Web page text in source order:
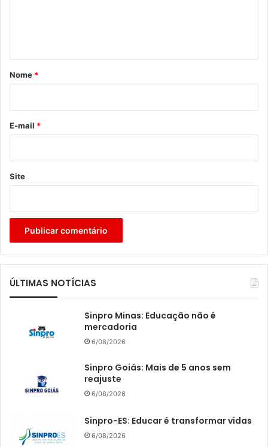
r
*
Nome *
E-mail *
Site
ÚLTIMAS NOTÍCIAS
Sinpro Minas: Educação não é
mercadoria
6/08/2026
Sinpro Goiás: Mais de 5 anos sem
reajuste
6/08/2026
Sinpro-ES: Educar é transformar vidas
6/08/2026